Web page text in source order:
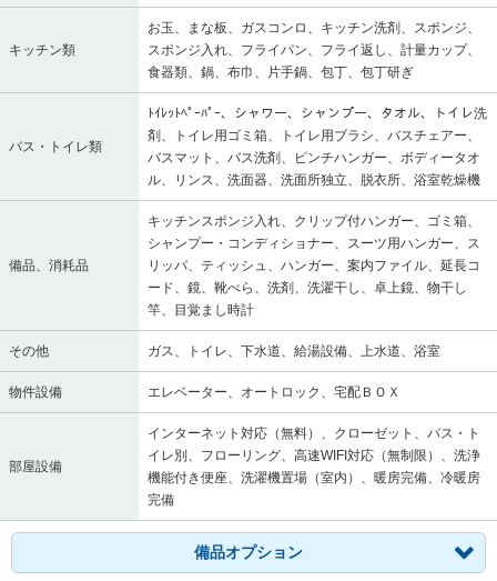
キッチン類
お玉、まな板、ガスコンロ、キッチン洗剤、スポンジ、
スポンジ入れ、フライパン、フライ返し、計量カップ、
食器類、鍋、布巾、片手鍋、包丁、包丁研ぎ
バス・トイレ類
ﾄｲﾚｯﾄﾍﾟｰﾊﾟｰ、シャワー、シャンプー、タオル、トイレ洗
剤、トイレ用ゴミ箱、トイレ用ブラシ、バスチェアー、
バスマット、バス洗剤、ピンチハンガー、ボディータオ
ル、リンス、洗面器、洗面所独立、脱衣所、浴室乾燥機
備品、消耗品
キッチンスポンジ入れ、クリップ付ハンガー、ゴミ箱、
シャンプー・コンディショナー、スーツ用ハンガー、ス
リッパ、ティッシュ、ハンガー、案内ファイル、延長コ
ード、鏡、靴べら、洗剤、洗濯干し、卓上鏡、物干し
竿、目覚まし時計
その他 ガス、トイレ、下水道、給湯設備、上水道、浴室
物件設備 エレベーター、オートロック、宅配ＢＯＸ
部屋設備
インターネット対応（無料）、クローゼット、バス・ト
イレ別、フローリング、高速WIFI対応（無制限）、洗浄
機能付き便座、洗濯機置場（室内）、暖房完備、冷暖房
完備
備品オプション